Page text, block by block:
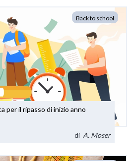
Back to school
per il ripasso di inizio anno
di A. Moser